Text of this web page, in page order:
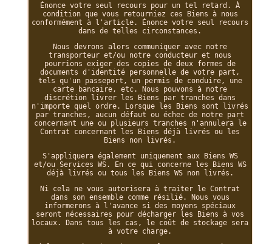
Énonce votre seul recours pour un tel retard. À
condition que vous retourniez ces Biens à nous
conformément à l'article. Énonce votre seul recours
dans de telles circonstances.
Nous devrons alors communiquer avec notre
transporteur et/ou notre conducteur et nous
pourrions exiger des copies de deux formes de
documents d'identité personnelle de votre part,
tels qu'un passeport, un permis de conduire, une
carte bancaire, etc. Nous pouvons à notre
discrétion livrer les Biens par tranches dans
n'importe quel ordre. Lorsque les Biens sont livrés
par tranches, aucun défaut ou échec de notre part
concernant une ou plusieurs tranches n'annulera le
Contrat concernant les Biens déjà livrés ou les
Biens non livrés.
S'appliquera également uniquement aux Biens WS
et/ou Services WS. En ce qui concerne les Biens WS
déjà livrés ou tous les Biens WS non livrés.
Ni cela ne vous autorisera à traiter le Contrat
dans son ensemble comme résilié. Nous vous
informerons à l'avance si des moyens spéciaux
seront nécessaires pour décharger les Biens à vos
locaux. Dans tous les cas, le coût de stockage sera
à votre charge.